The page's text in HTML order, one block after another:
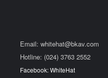
Email: whitehat@bkav.com
Hotline: (024) 3763 2552
Facebook: WhiteHat